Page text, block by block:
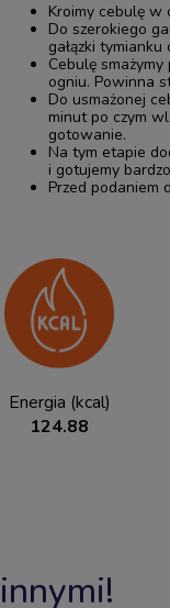
Kroimy cebulę w
Do szerokiego
gałązki
Cebulę
ogniu. Powinna
Do usmażonej
minut po czym
gotowanie.
Na tym etapie
i gotujemy
Przed podaniem
Energia (kcal)
124.88